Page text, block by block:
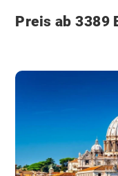
Preis ab 3389